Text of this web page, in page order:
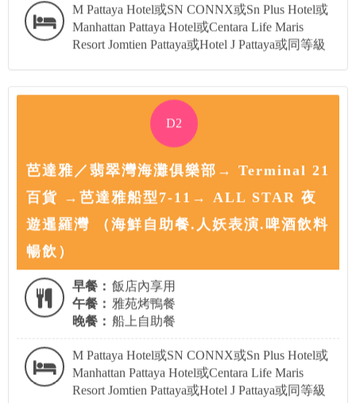
M Pattaya Hotel或SN CONNX或Sn Plus Hotel或
Manhattan Pattaya Hotel或Centara Life Maris
Resort Jomtien Pattaya或Hotel J Pattaya或同等級
D2
芭達雅／翡翠灣海灘俱樂部→ Terminal 21
百貨 →芭達雅船型7-11→ ALL STAR 夜
遊暹羅灣 （海鮮自助餐.人妖表演.啤酒飲料
暢飲）
早餐： 飯店內享用
午餐： 雅苑烤鴨餐
晚餐： 船上自助餐
M Pattaya Hotel或SN CONNX或Sn Plus Hotel或
Manhattan Pattaya Hotel或Centara Life Maris
Resort Jomtien Pattaya或Hotel J Pattaya或同等級